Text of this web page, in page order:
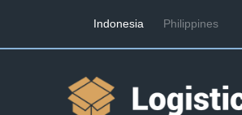
Indonesia Philippines